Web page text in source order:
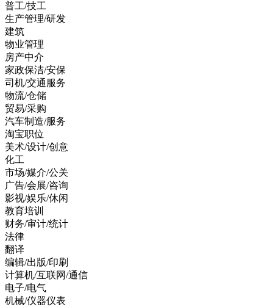
普工/技工
生产管理/研发
建筑
物业管理
房产中介
家政保洁/安保
司机/交通服务
物流/仓储
贸易/采购
汽车制造/服务
淘宝职位
美术/设计/创意
化工
市场/媒介/公关
广告/会展/咨询
影视/娱乐/休闲
教育培训
财务/审计/统计
法律
翻译
编辑/出版/印刷
计算机/互联网/通信
电子/电气
机械/仪器仪表